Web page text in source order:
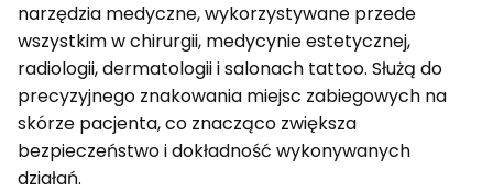
narzędzia medyczne, wykorzystywane przede
wszystkim w chirurgii, medycynie estetycznej,
radiologii, dermatologii i salonach tattoo. Służą do
precyzyjnego znakowania miejsc zabiegowych na
skórze pacjenta, co znacząco zwiększa
bezpieczeństwo i dokładność wykonywanych
działań.